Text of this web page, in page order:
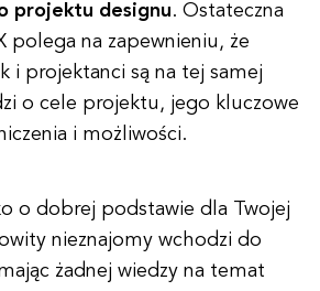
projektu designu. Ostateczna
polega na zapewnieniu, że
i projektanci są na tej samej
o cele projektu, jego kluczowe
i możliwości.
o dobrej podstawie dla Twojej
nieznajomy wchodzi do
żadnej wiedzy na temat